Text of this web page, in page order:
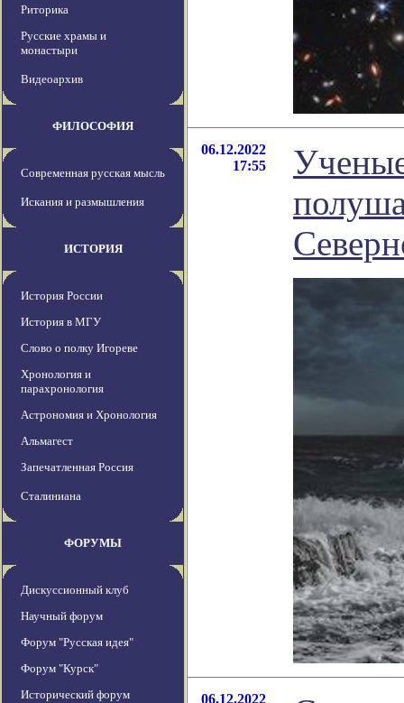
Риторика
Русские храмы и
монастыри
Видеоархив
ФИЛОСОФИЯ
Современная русская мысль
Искания и размышления
ИСТОРИЯ
История России
История в МГУ
Слово о полку Игореве
Хронология и
парахронология
Астрономия и Хронология
Альмагест
Запечатленная Россия
Сталиниана
ФОРУМЫ
Дискуссионный клуб
Научный форум
Форум "Русская идея"
Форум "Курск"
Исторический форум
06.12.2022
17:55
06.12.2022